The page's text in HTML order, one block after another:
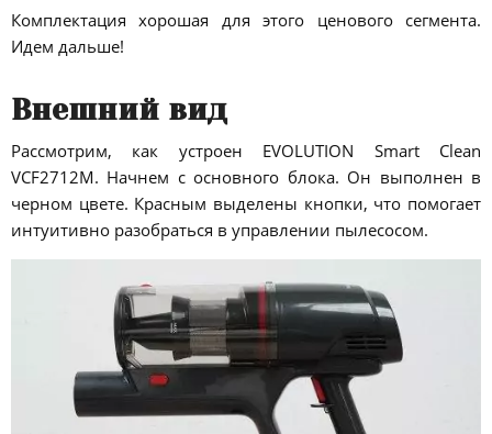
Комплектация хорошая для этого ценового сегмента.
Идем дальше!
Внешний вид
Рассмотрим, как устроен EVOLUTION Smart Clean
VCF2712M. Начнем с основного блока. Он выполнен в
черном цвете. Красным выделены кнопки, что помогает
интуитивно разобраться в управлении пылесосом.